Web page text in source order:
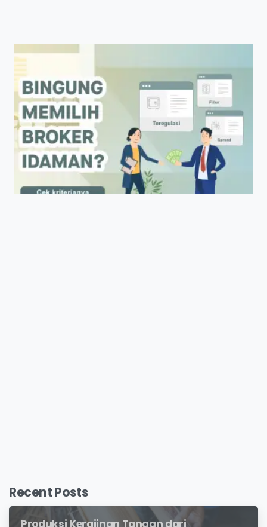
Recent Posts
Produksi Kerajinan Tangan dari